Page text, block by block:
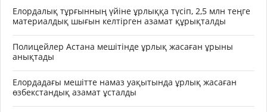
Елордалық тұрғынның үйіне ұрлыққа түсіп, 2,5 млн теңге
материалдық шығын келтірген азамат құрықталды
Полицейлер Астана мешітінде ұрлық жасаған ұрыны
анықтады
Елордадағы мешітте намаз уақытында ұрлық жасаған
өзбекстандық азамат ұсталды